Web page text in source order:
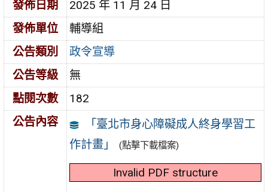
發佈日期
2025 年 11 月 24 日
發佈單位
輔導組
公告類別
政令宣導
公告等級
無
點閱次數
182
公告內容
「臺北市身心障礙成人終身學習工
作計畫」
(點擊下載檔案)
Invalid PDF structure